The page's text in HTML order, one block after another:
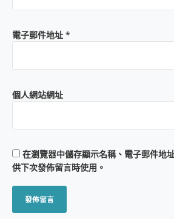
電子郵件地址 *
個人網站網址
在瀏覽器中儲存顯示名稱、電子郵件地
供下次發佈留言時使用。